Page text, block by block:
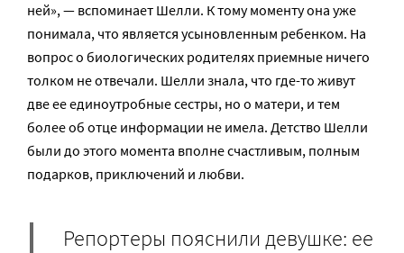
ней», — вспоминает Шелли. К тому моменту она уже
понимала, что является усыновленным ребенком. На
вопрос о биологических родителях приемные ничего
толком не отвечали. Шелли знала, что где-то живут
две ее единоутробные сестры, но о матери, и тем
более об отце информации не имела. Детство Шелли
были до этого момента вполне счастливым, полным
подарков, приключений и любви.
Репортеры пояснили девушке: ее